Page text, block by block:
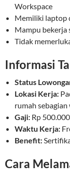
Workspace
Memiliki laptop
Mampu bekerja
Tidak
Informasi
Status
Lokasi Kerja:
rumah
Gaji: Rp
Waktu Kerja:
Benefit:
Cara